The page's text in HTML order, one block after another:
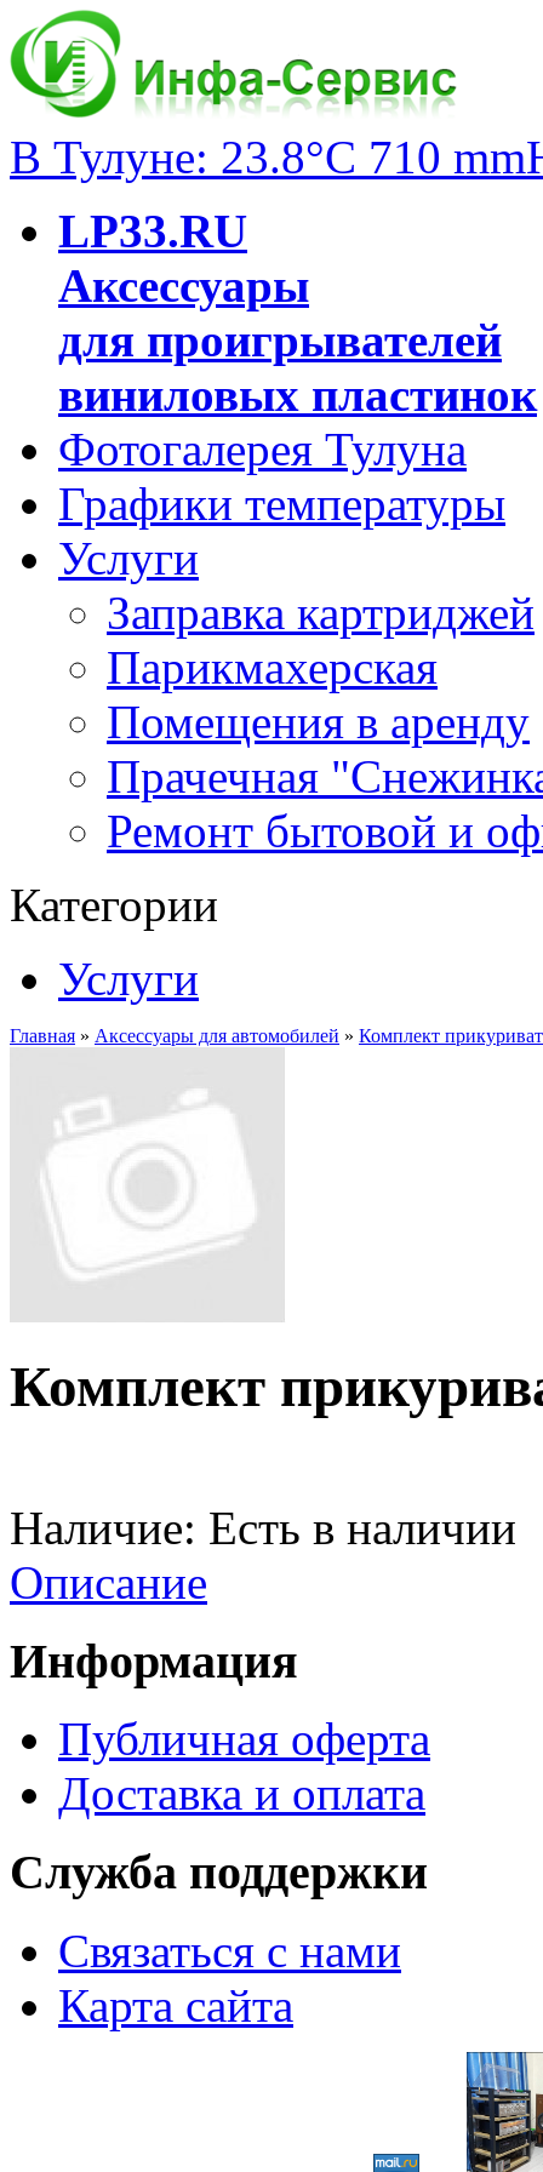
В Тулуне: 23.8°C 710
LP33.RU
Аксессуары
для проигрывателей
виниловых пластинок
Фотогалерея Тулуна
Графики температуры
Услуги
Заправка картриджей
Парикмахерская
Помещения в аренду
Прачечная
Ремонт бытовой и
Категории
Услуги
Главная » Аксессуары для автомобилей » Комплект
Комплект
Наличие: Есть в наличии
Описание
Информация
Публичная оферта
Доставка и оплата
Служба поддержки
Связаться с нами
Карта сайта